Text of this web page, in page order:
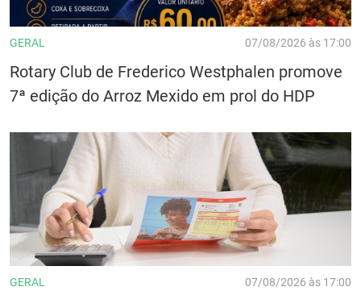
GERAL 07/08/2026 às 17:00
Rotary Club de Frederico Westphalen promove
7ª edição do Arroz Mexido em prol do HDP
GERAL 07/08/2026 às 17:00